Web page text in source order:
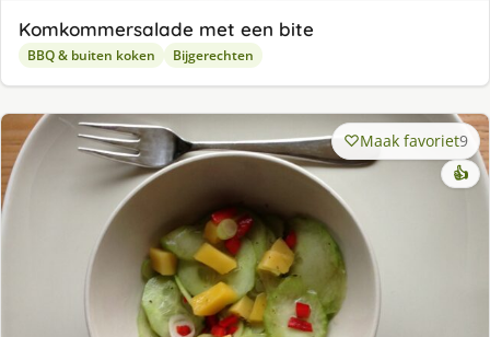
Komkommersalade met een bite
BBQ & buiten koken Bijgerechten
Maak favoriet9
👍